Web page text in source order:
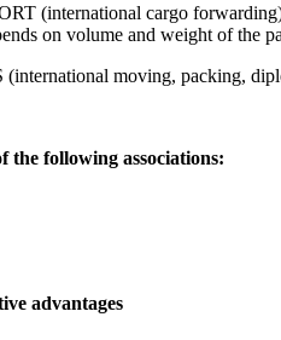
(international cargo
on volume and weight of the
moving, packing,
following associations:
advantages